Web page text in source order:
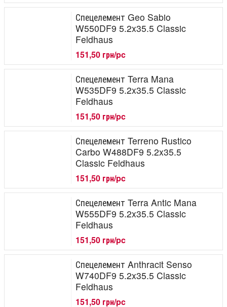
Спецелемент Geo Sabio
W550DF9 5.2x35.5 Classic
Feldhaus
151,50 грн/pc
Спецелемент Terra Mana
W535DF9 5.2x35.5 Classic
Feldhaus
151,50 грн/pc
Спецелемент Terreno Rustico
Carbo W488DF9 5.2x35.5
Classic Feldhaus
151,50 грн/pc
Спецелемент Terra Antic Mana
W555DF9 5.2x35.5 Classic
Feldhaus
151,50 грн/pc
Спецелемент Anthracit Senso
W740DF9 5.2x35.5 Classic
Feldhaus
151,50 грн/pc